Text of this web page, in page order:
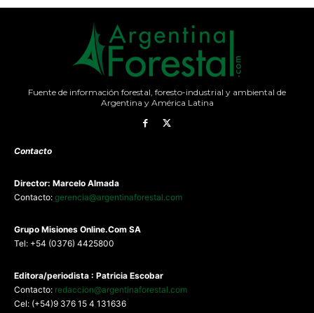
Fuente de información forestal, foresto-industrial y ambiental de
Argentina y América Latina
Contacto
Director: Marcelo Almada
Contacto: gerencia@argentinaforestal.com
Grupo Misiones Online.Com SA
Tel: +54 (0376) 4425800
Editora/periodista : Patricia Escobar
Contacto: redaccion@argentinaforestal.com
Cel: (+54)9 376 15 4 131636